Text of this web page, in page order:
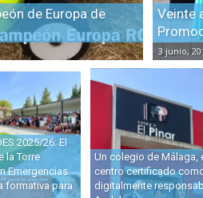
de Europa de
Veinte
3 junio,
2025/26: El
la Torre
Emergencias
formativa para
Un colegio de Málaga,
centro certificado
digitalmente